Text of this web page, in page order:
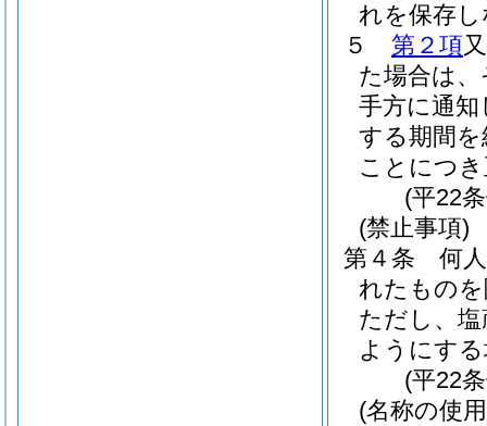
れを保存
５
第２項
た場合は
手方に通
する期間
ことにつ
(平22
(禁止事項)
第４条
何
れたもの
ただし、
ようにす
(平22
(名称の使